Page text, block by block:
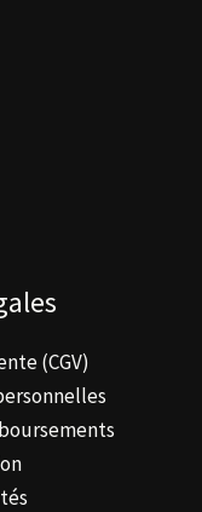
(CGV)